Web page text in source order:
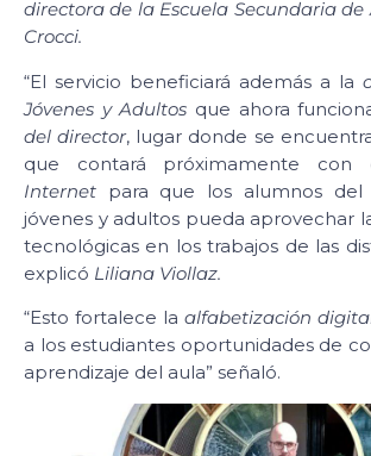
directora de la Escuela Secundaria de
Crocci.
“El servicio beneficiará además a la
Jóvenes y Adultos que ahora
del director, lugar donde se
que contará próximamente
Internet para que los alumnos del
jóvenes y adultos pueda aprovechar
tecnológicas en los trabajos de las
explicó Liliana Viollaz.
“Esto fortalece la alfabetización
a los estudiantes oportunidades de
aprendizaje del aula” señaló.